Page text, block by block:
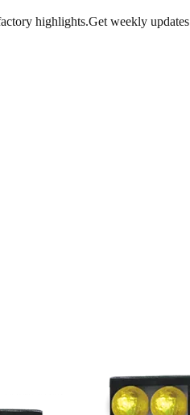
highlights.Get weekly updates